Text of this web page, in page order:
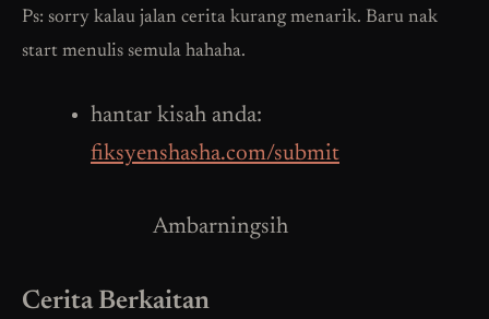
Ps: sorry kalau jalan cerita kurang menarik. Baru nak
start menulis semula hahaha.
hantar kisah anda:
fiksyenshasha.com/submit
Ambarningsih
Cerita Berkaitan